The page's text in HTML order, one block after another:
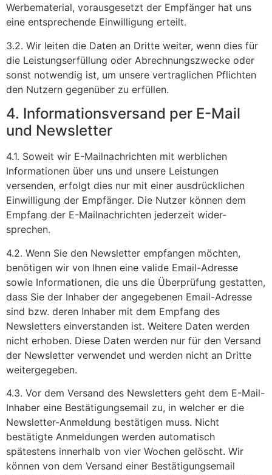
Werbematerial, vorausgesetzt der Empfänger hat uns
eine entsprechende Einwilligung erteilt.
3.2. Wir leiten die Daten an Dritte weiter, wenn dies für
die Leistungserfüllung oder Abrechnungszwecke oder
sonst notwendig ist, um unsere vertraglichen Pflichten
den Nutzern gegenüber zu erfüllen.
4. Informationsversand per E-Mail
und Newsletter
4.1. Soweit wir E-Mailnachrichten mit werblichen
Informationen über uns und unsere Leistungen
versenden, erfolgt dies nur mit einer ausdrücklichen
Einwilligung der Empfänger. Die Nutzer können dem
Empfang der E-Mailnachrichten jederzeit wider-
sprechen.
4.2. Wenn Sie den Newsletter empfangen möchten,
benötigen wir von Ihnen eine valide Email-Adresse
sowie Informationen, die uns die Überprüfung gestatten,
dass Sie der Inhaber der angegebenen Email-Adresse
sind bzw. deren Inhaber mit dem Empfang des
Newsletters einverstanden ist. Weitere Daten werden
nicht erhoben. Diese Daten werden nur für den Versand
der Newsletter verwendet und werden nicht an Dritte
weitergegeben.
4.3. Vor dem Versand des Newsletters geht dem E-Mail-
Inhaber eine Bestätigungsemail zu, in welcher er die
Newsletter-Anmeldung bestätigen muss. Nicht
bestätigte Anmeldungen werden automatisch
spätestens innerhalb von vier Wochen gelöscht. Wir
können von dem Versand einer Bestätigungsemail